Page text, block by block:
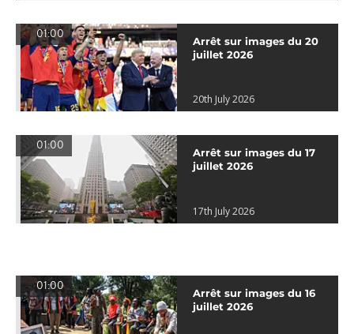
01:00
Arrêt sur images du 20
juillet 2026
20th July 2026
01:00
Arrêt sur images du 17
juillet 2026
17th July 2026
01:00
Arrêt sur images du 16
juillet 2026